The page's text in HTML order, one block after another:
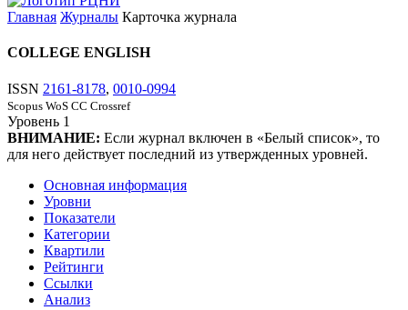
Главная Журналы Карточка журнала
COLLEGE ENGLISH
ISSN 2161-8178, 0010-0994
Scopus WoS CC Crossref
Уровень 1
ВНИМАНИЕ: Если журнал включен в «Белый список», то
для него действует последний из утвержденных уровней.
Основная информация
Уровни
Показатели
Категории
Квартили
Рейтинги
Ссылки
Анализ